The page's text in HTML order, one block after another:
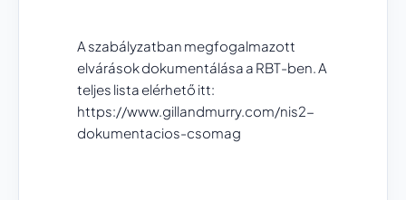
A szabályzatban megfogalmazott
elvárások dokumentálása a RBT-ben. A
teljes lista elérhető itt:
https://www.gillandmurry.com/nis2-
dokumentacios-csomag